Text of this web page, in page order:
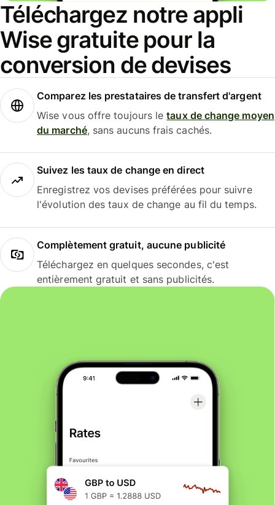
Téléchargez notre appli
Wise gratuite pour la
conversion de devises
Comparez les prestataires de transfert d'argent
Wise vous offre toujours letaux de change moyen
du marché, sans aucuns frais cachés.
Suivez les taux de change en direct
Enregistrez vos devises préférées pour suivre
l'évolution des taux de change au fil du temps.
Complètement gratuit, aucune publicité
Téléchargez en quelques secondes, c'est
entièrement gratuit et sans publicités.